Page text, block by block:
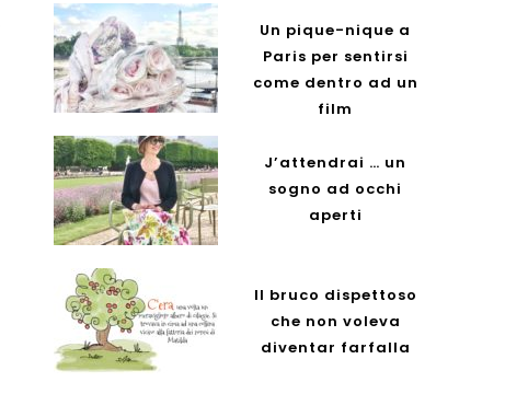
Un pique-nique a
Paris per sentirsi
come dentro ad un
film
J’attendrai … un
sogno ad occhi
aperti
Il bruco dispettoso
che non voleva
diventar farfalla